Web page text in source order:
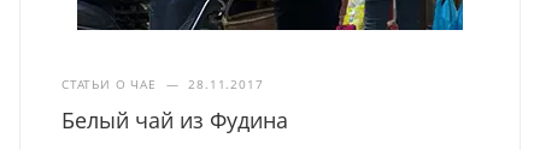
СТАТЬИ О ЧАЕ — 28.11.2017
Белый чай из Фудина